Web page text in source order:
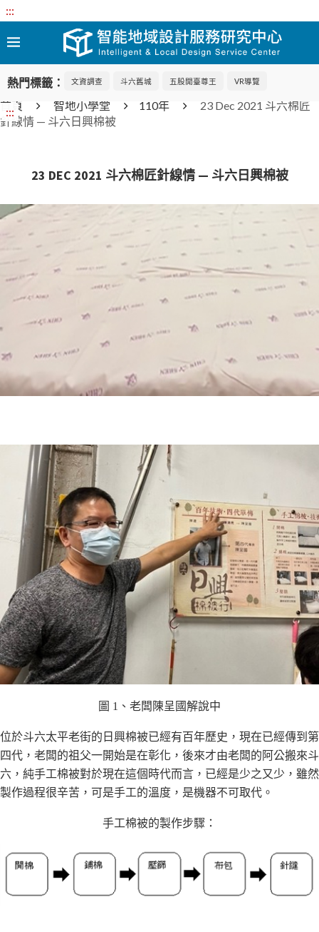
:::
熱門標籤： 文資調查 斗六舊城 五股開臺尊王 VR導覽
:::
首頁 智地小學堂 110年
23 Dec 2021 斗六棉匠
針線情 — 斗六日興棉被
23 DEC 2021 斗六棉匠針線情 — 斗六日興棉被
圖 1、老闆陳呈國解說中
位於⽃六太平老街的⽇興棉被已經有百年歷史，現在已經傳到第
四代，老闆的祖⽗⼀開始是在彰化，後來才由老闆的阿公搬來⽃
六，純⼿⼯棉被對於現在這個時代⽽⾔，已經是少之⼜少，雖然
製作過程很辛苦，可是⼿⼯的溫度，是機器不可取代。
⼿⼯棉被的製作步驟：